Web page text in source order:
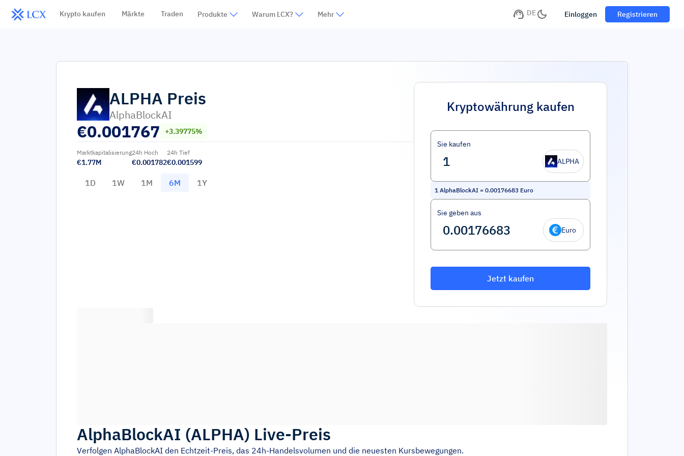
Krypto kaufen Märkte Traden Produkte Warum LCX? Mehr DE Einloggen Registrieren
ALPHA Preis
AlphaBlockAI
€0.001767 +3.39775%
Marktkapitalisierung
€1.77M
24h Hoch
€0.001782
24h Tief
€0.001599
1D 1W 1M 6M 1Y
Kryptowährung kaufen
Sie kaufen
ALPHA
1 AlphaBlockAI = 0.00176683 Euro
Sie geben aus
Euro
Jetzt kaufen
AlphaBlockAI (ALPHA) Live-Preis
Verfolgen AlphaBlockAI den Echtzeit-Preis, das 24h-Handelsvolumen und die neuesten Kursbewegungen.